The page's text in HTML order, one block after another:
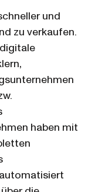
und
zu verkaufen.
haben mit